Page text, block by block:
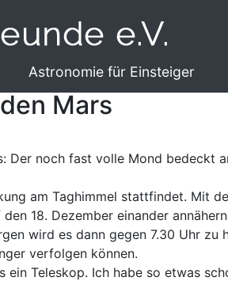
Astronomie für Einsteiger
Mars
Der noch fast volle Mond bedeckt
am Taghimmel stattfindet. Mit
18. Dezember einander
wird es dann gegen 7.30 Uhr zu
verfolgen können.
Teleskop. Ich habe so etwas